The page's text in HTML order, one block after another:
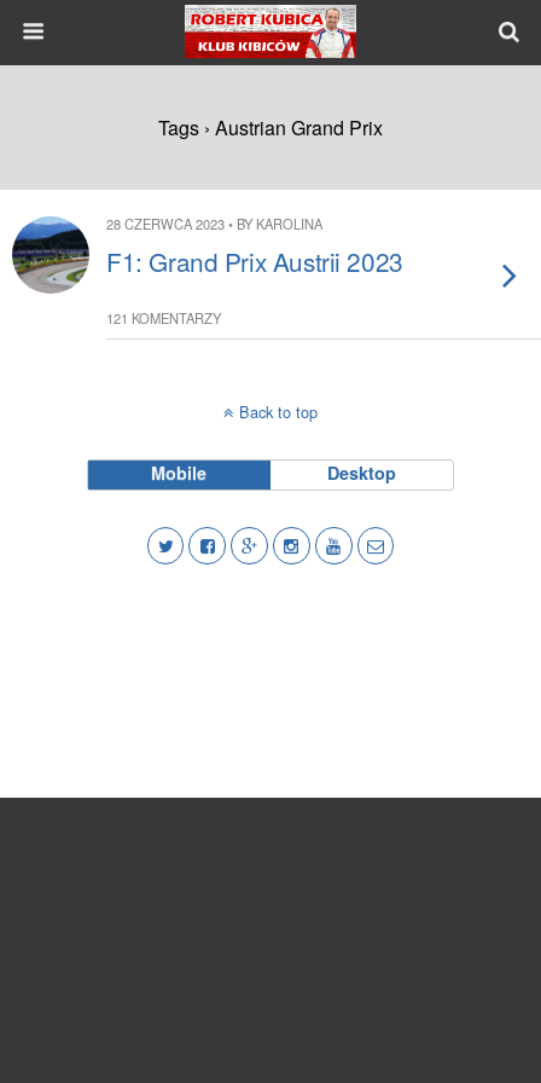
Tags › Austrian Grand Prix
28 CZERWCA 2023 • BY KAROLINA
F1: Grand Prix Austrii 2023
121 KOMENTARZY
Back to top
Mobile Desktop